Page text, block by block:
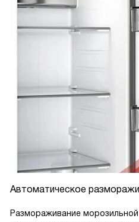
Автоматическое
Размораживание